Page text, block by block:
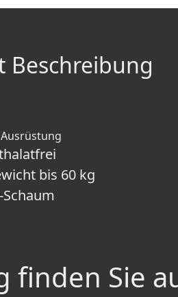
Beschreibung
Ausrüstung
bis 60 kg
Schaum
Sie